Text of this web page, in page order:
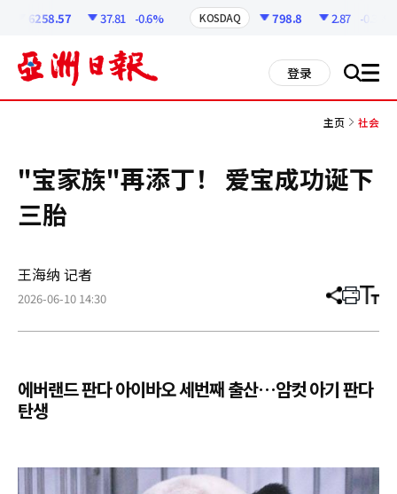
6258.57 37.81 -0.6% KOSDAQ 798.8 2.87 -0.36%
登录 搜 all
主页 社会
"宝家族"再添丁！ 爱宝成功诞下
三胎
王海纳 记者
2026-06-10 14:30 分
章
打 调
小
에버랜드 판다 아이바오 세번째 출산…암컷 아기 판다
탄생